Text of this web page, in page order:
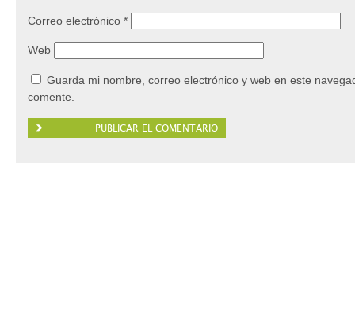
Correo electrónico *
Web
Guarda mi nombre, correo electrónico y web en este
comente.